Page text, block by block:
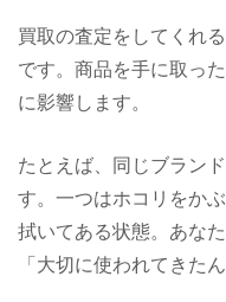
買取の査定をしてくれ
です。商品を手に取っ
に影響します。
たとえば、同じブラン
す。一つはホコリをか
拭いてある状態。あな
「大切に使われてきた